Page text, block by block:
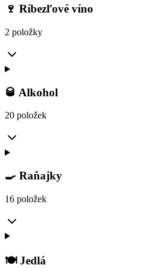
🍷 Ríbezľové víno
2 položky
🥃 Alkohol
20 položek
🍳 Raňajky
16 položek
🍽️ Jedlá